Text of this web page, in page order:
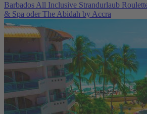
Barbados All Inclusive Strandurlaub
& Spa oder The Abidah by Accra